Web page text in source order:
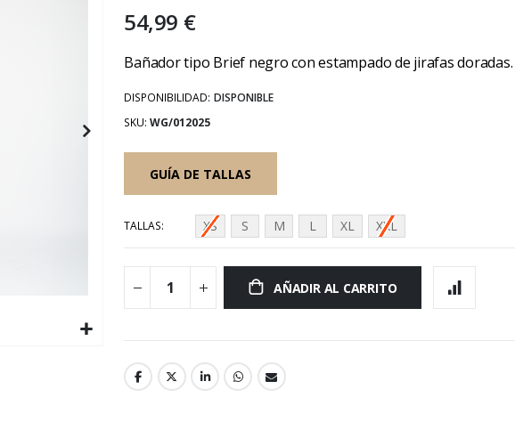
54,99 €
Bañador tipo Brief negro con estampado de jirafas doradas.
DISPONIBILIDAD: DISPONIBLE
SKU WG/012025
GUÍA DE TALLAS
TALLAS XS S M L XL XXL
AÑADIR AL CARRITO